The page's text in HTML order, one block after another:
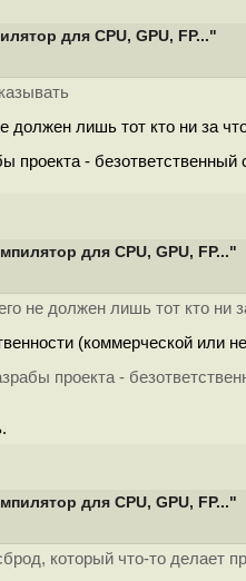
для CPU, GPU, FP..."
лишь тот кто ни за
проекта -
для CPU, GPU, FP..."
не должен лишь тот кто ни
(коммерческой или
проекта -
для CPU, GPU, FP..."
который что-то делает